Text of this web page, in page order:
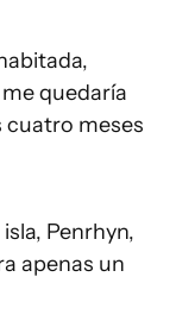
quedaría
cuatro meses
Penrhyn,
apenas un